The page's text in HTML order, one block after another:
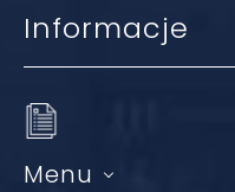
Informacje
Menu